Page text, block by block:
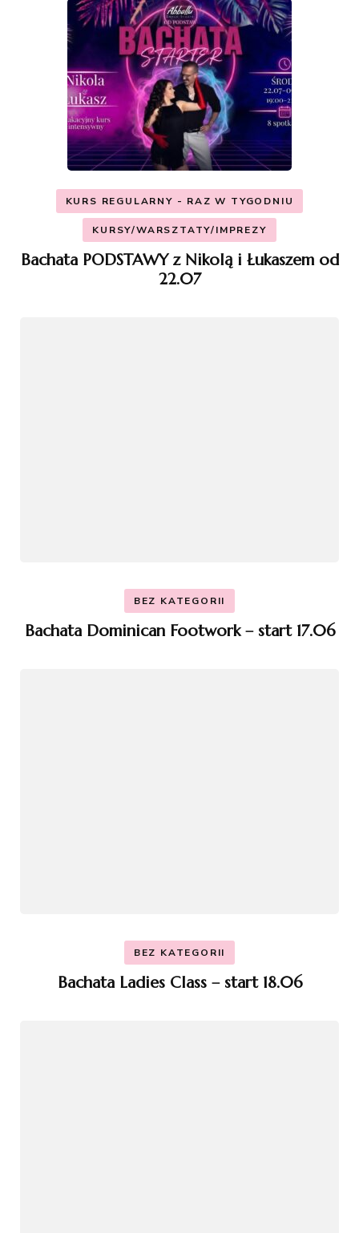
KURS REGULARNY - RAZ W TYGODNIU
KURSY/WARSZTATY/IMPREZY
Bachata PODSTAWY z Nikolą i Łukaszem od
22.07
BEZ KATEGORII
Bachata Dominican Footwork – start 17.06
BEZ KATEGORII
Bachata Ladies Class – start 18.06